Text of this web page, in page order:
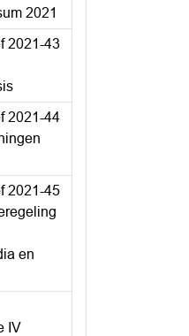
2021
2021-43
2021-44
2021-45
en
IV